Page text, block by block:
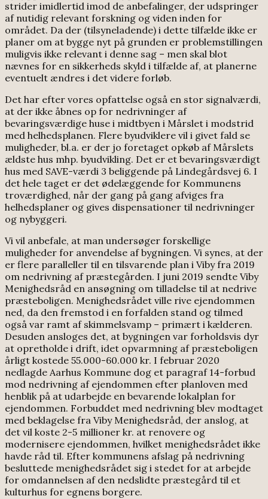
strider imidlertid imod de anbefalinger, der udspringer
af nutidig relevant forskning og viden inden for
området. Da der (tilsyneladende) i dette tilfælde ikke er
planer om at bygge nyt på grunden er problemstillingen
muligvis ikke relevant i denne sag – men skal blot
nævnes for en sikkerheds skyld i tilfælde af, at planerne
eventuelt ændres i det videre forløb.
Det har efter vores opfattelse også en stor signalværdi,
at der ikke åbnes op for nedrivninger af
bevaringsværdige huse i midtbyen i Mårslet i modstrid
med helhedsplanen. Flere byudviklere vil i givet fald se
muligheder, bl.a. er der jo foretaget opkøb af Mårslets
ældste hus mhp. byudvikling. Det er et bevaringsværdigt
hus med SAVE-værdi 3 beliggende på Lindegårdsvej 6. I
det hele taget er det ødelæggende for Kommunens
troværdighed, når der gang på gang afviges fra
helhedsplaner og gives dispensationer til nedrivninger
og nybyggeri.
Vi vil anbefale, at man undersøger forskellige
muligheder for anvendelse af bygningen. Vi synes, at der
er flere paralleller til en tilsvarende plan i Viby fra 2019
om nedrivning af præstegården. I juni 2019 sendte Viby
Menighedsråd en ansøgning om tilladelse til at nedrive
præsteboligen. Menighedsrådet ville rive ejendommen
ned, da den fremstod i en forfalden stand og tilmed
også var ramt af skimmelsvamp – primært i kælderen.
Desuden ansloges det, at bygningen var forholdsvis dyr
at opretholde i drift, idet opvarmning af præsteboligen
årligt kostede 55.000-60.000 kr. I februar 2020
nedlagde Aarhus Kommune dog et paragraf 14-forbud
mod nedrivning af ejendommen efter planloven med
henblik på at udarbejde en bevarende lokalplan for
ejendommen. Forbuddet med nedrivning blev modtaget
med beklagelse fra Viby Menighedsråd, der anslog, at
det vil koste 2-5 millioner kr. at renovere og
modernisere ejendommen, hvilket menighedsrådet ikke
havde råd til. Efter kommunens afslag på nedrivning
besluttede menighedsrådet sig i stedet for at arbejde
for omdannelsen af den nedslidte præstegård til et
kulturhus for egnens borgere.